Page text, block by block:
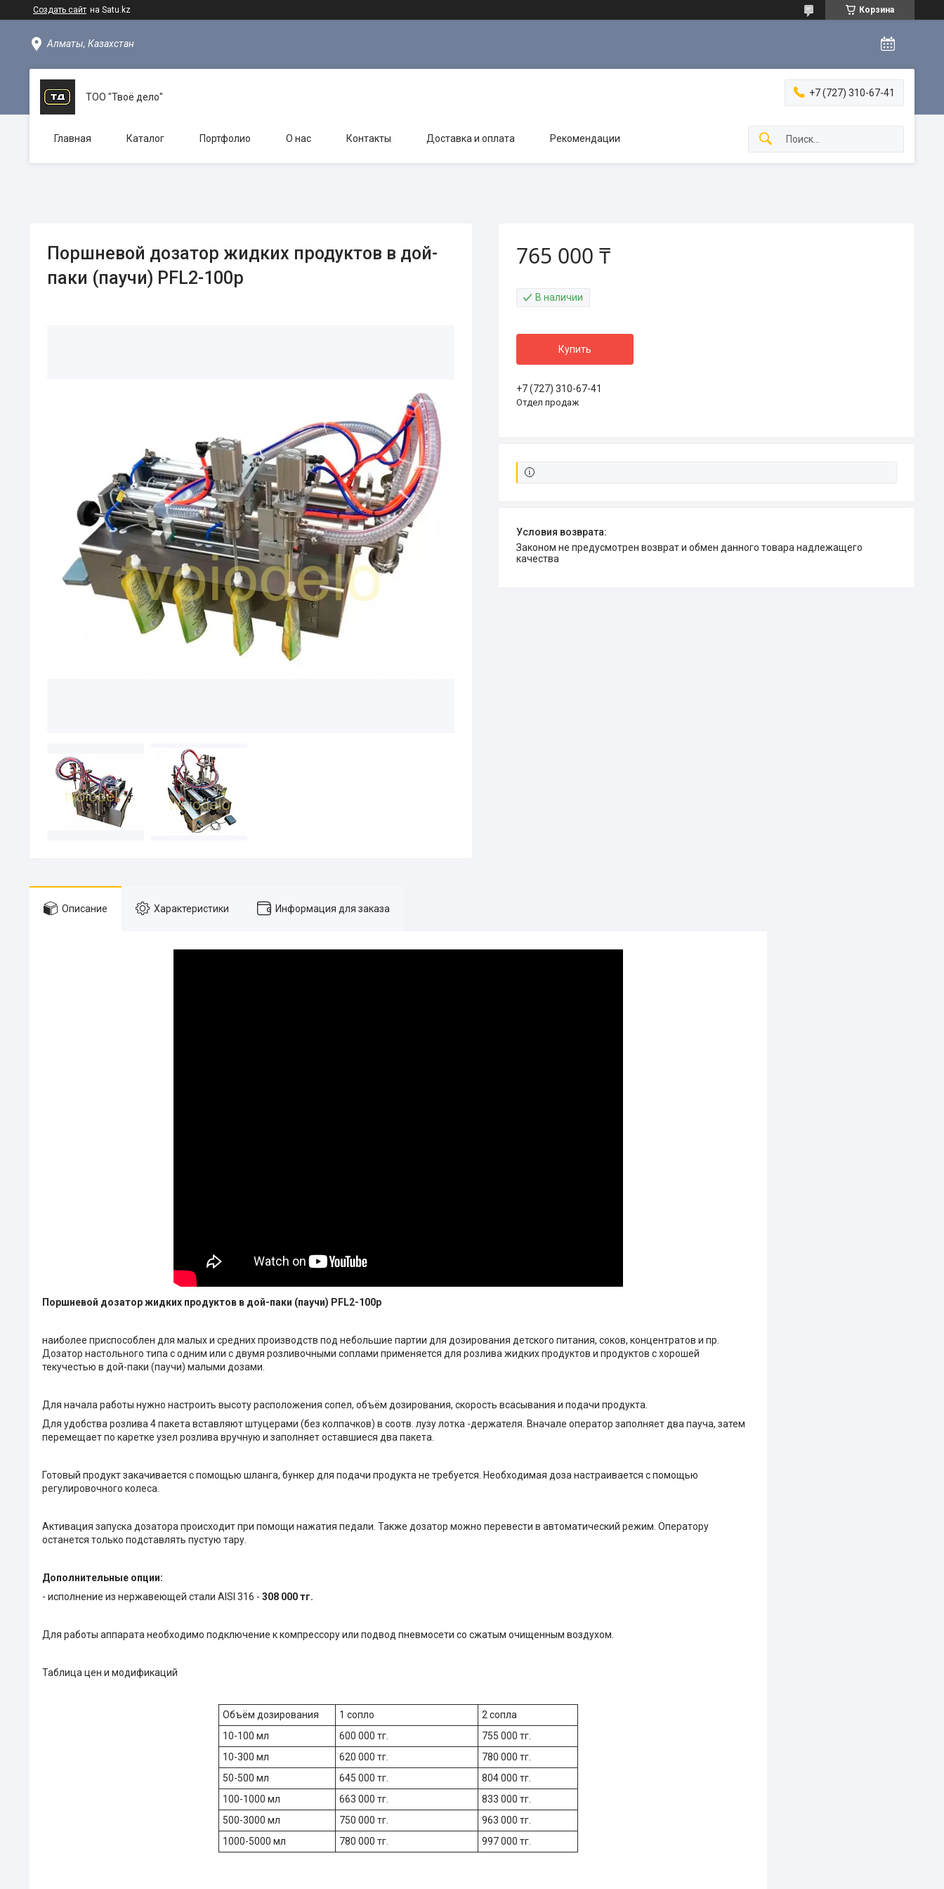
Создать сайт на Satu.kz Корзина
Алматы, Казахстан
ТОО "Твоё дело" +7 (727) 310-67-41
Главная Каталог Портфолио О нас Контакты Доставка и оплата Рекомендации
Поршневой дозатор жидких продуктов в дой-
паки (паучи) PFL2-100p
765 000 ₸
В наличии
Купить
+7 (727) 310-67-41
Отдел продаж
Законом не предусмотрен возврат и обмен данного товара надлежащего
качества
Описание Характеристики Информация для заказа
Поршневой дозатор жидких продуктов в дой-паки (паучи) PFL2-100p
наиболее приспособлен для малых и средних производств под небольшие партии для дозирования детского питания, соков, концентратов и пр.
Дозатор настольного типа с одним или с двумя розливочными соплами применяется для розлива жидких продуктов и продуктов с хорошей
текучестью в дой-паки (паучи) малыми дозами.
Для начала работы нужно настроить высоту расположения сопел, объём дозирования, скорость всасывания и подачи продукта.
Для удобства розлива 4 пакета вставляют штуцерами (без колпачков) в соотв. лузу лотка -держателя. Вначале оператор заполняет два пауча, затем
перемещает по каретке узел розлива вручную и заполняет оставшиеся два пакета.
Готовый продукт закачивается с помощью шланга, бункер для подачи продукта не требуется. Необходимая доза настраивается с помощью
регулировочного колеса.
Активация запуска дозатора происходит при помощи нажатия педали. Также дозатор можно перевести в автоматический режим. Оператору
останется только подставлять пустую тару.
Дополнительные опции:
- исполнение из нержавеющей стали AISI 316 - 308 000 тг.
Для работы аппарата необходимо подключение к компрессору или подвод пневмосети со сжатым очищенным воздухом.
Таблица цен и модификаций
Объём дозирования 1 сопло
2 сопла
10-100 мл
600 000 тг.
755 000 тг.
10-300 мл
620 000 тг.
780 000 тг.
50-500 мл
645 000 тг.
804 000 тг.
100-1000 мл
663 000 тг.
833 000 тг.
500-3000 мл
750 000 тг.
963 000 тг.
1000-5000 мл
780 000 тг. 997 000 тг.